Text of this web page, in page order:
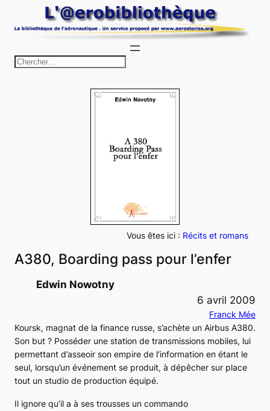
au
c
r
c
r
Vous êtes ici : Récits et romans
A380, Boarding pass pour l’enfer
Edwin Nowotny
6 avril 2009
Franck Mée
Koursk, magnat de la finance russe, s’achète un Airbus A380.
Son but ? Posséder une station de transmissions mobiles, lui
permettant d’asseoir son empire de l’information en étant le
seul, lorsqu’un événement se produit, à dépêcher sur place
tout un studio de production équipé.
Il ignore qu’il a à ses trousses un commando